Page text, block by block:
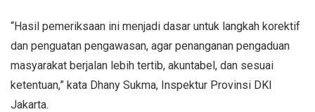
“Hasil pemeriksaan ini menjadi dasar untuk langkah korektif
dan penguatan pengawasan, agar penanganan pengaduan
masyarakat berjalan lebih tertib, akuntabel, dan sesuai
ketentuan,” kata Dhany Sukma, Inspektur Provinsi DKI
Jakarta.